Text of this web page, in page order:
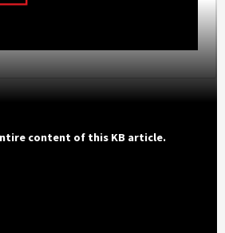
content of this KB article.